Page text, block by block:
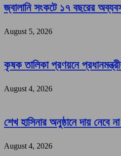
জ্বালানি সংকটে ১৭ বছরের
August 5, 2026
কৃষক তালিকা প্রণয়নে
August 4, 2026
শেখ হাসিনার অনুষ্ঠানে দায় নেবে
August 4, 2026